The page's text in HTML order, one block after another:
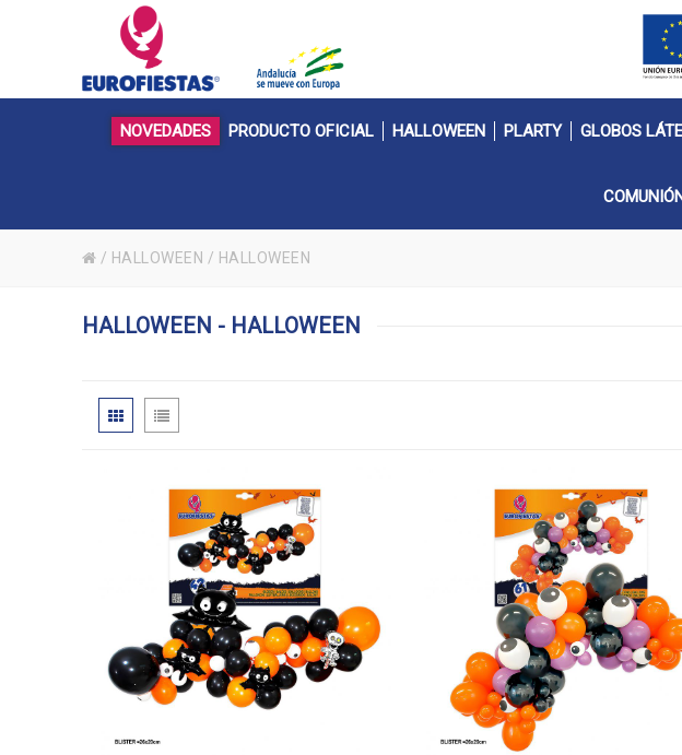
NOVEDADES PRODUCTO OFICIAL HALLOWEEN PLARTY GLOBOS
/ HALLOWEEN / HALLOWEEN
HALLOWEEN - HALLOWEEN